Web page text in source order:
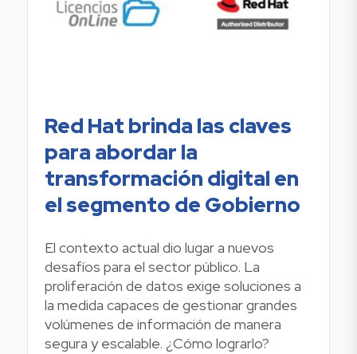
Red Hat brinda las claves
para abordar la
transformación digital en
el segmento de Gobierno
El contexto actual dio lugar a nuevos
desafíos para el sector público. La
proliferación de datos exige soluciones a
la medida capaces de gestionar grandes
volúmenes de información de manera
segura y escalable. ¿Cómo lograrlo?